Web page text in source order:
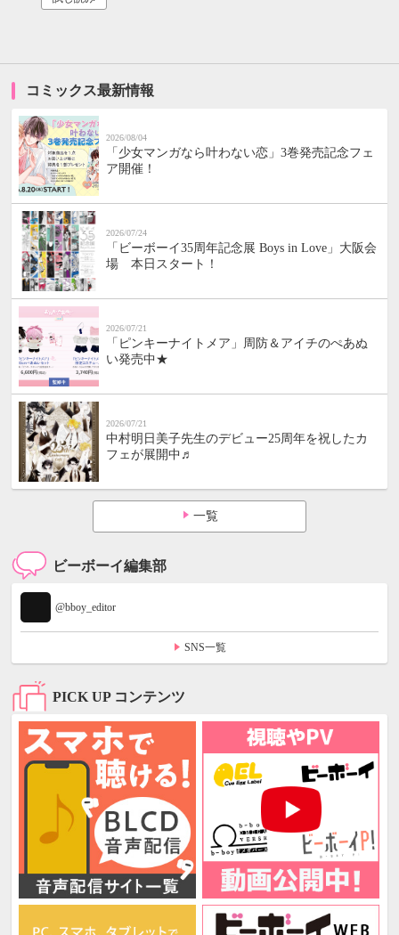
コミックス最新情報
2026/08/04
「少女マンガなら叶わない恋」3巻発売記念フェ
ア開催！
2026/07/24
「ビーボーイ35周年記念展 Boys in Love」大阪会
場 本日スタート！
2026/07/21
「ピンキーナイトメア」周防＆アイチのぺあぬ
い発売中★
2026/07/21
中村明日美子先生のデビュー25周年を祝したカ
フェが展開中♬
一覧
ビーボーイ編集部
@bboy_editor
SNS一覧
PICK UP コンテンツ